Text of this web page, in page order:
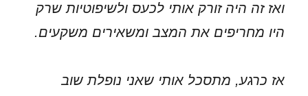
ואז זה היה זורק אותי לכעס ולשיפוטיות שרק
היו מחריפים את המצב ומשאירים משקעים.
אז כרגע, מתסכל אותי שאני נופלת שוב